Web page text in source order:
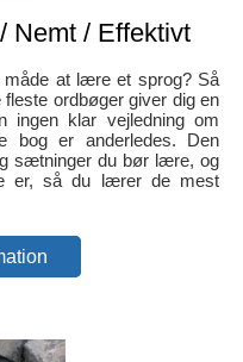
Nemt / Effektivt
måde at lære et sprog? Så
ordbøger giver dig en
ingen klar vejledning om
bog er anderledes. Den
sætninger du bør lære, og
er, så du lærer de mest